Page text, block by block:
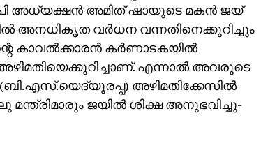
അധ്യക്ഷന്‍ അമിത് ഷായുടെ മകന്‍ ജയ്
അനധികൃത വര്‍ധന വന്നതിനെക്കുറിച്ചും
കാവല്‍ക്കാരന്‍ കര്‍ണാടകയില്‍
എന്നാല്‍ അവരുടെ
അഴിമതിക്കേസില്‍
മന്ത്രിമാരും ജയില്‍ ശിക്ഷ അനുഭവിച്ചു-